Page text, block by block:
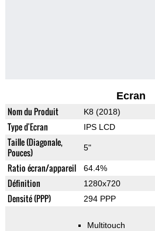
Ecran
Nom du Produit K8 (2018)
Type d'Ecran IPS LCD
Taille (Diagonale,
Pouces)
5"
Ratio écran/appareil 64.4%
Définition 1280x720
Densité (PPP) 294 PPP
Multitouch